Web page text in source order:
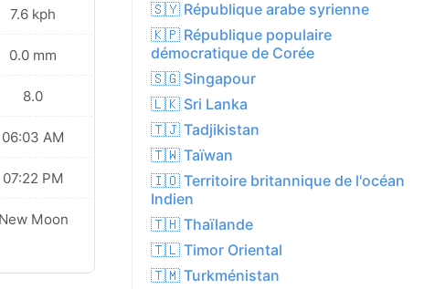
7.6 kph
0.0 mm
8.0
06:03 AM
07:22 PM
New Moon
🇸🇾 République arabe syrienne
🇰🇵 République populaire
démocratique de Corée
🇸🇬 Singapour
🇱🇰 Sri Lanka
🇹🇯 Tadjikistan
🇹🇼 Taïwan
🇮🇴 Territoire britannique de l'océan
Indien
🇹🇭 Thaïlande
🇹🇱 Timor Oriental
🇹🇲 Turkménistan